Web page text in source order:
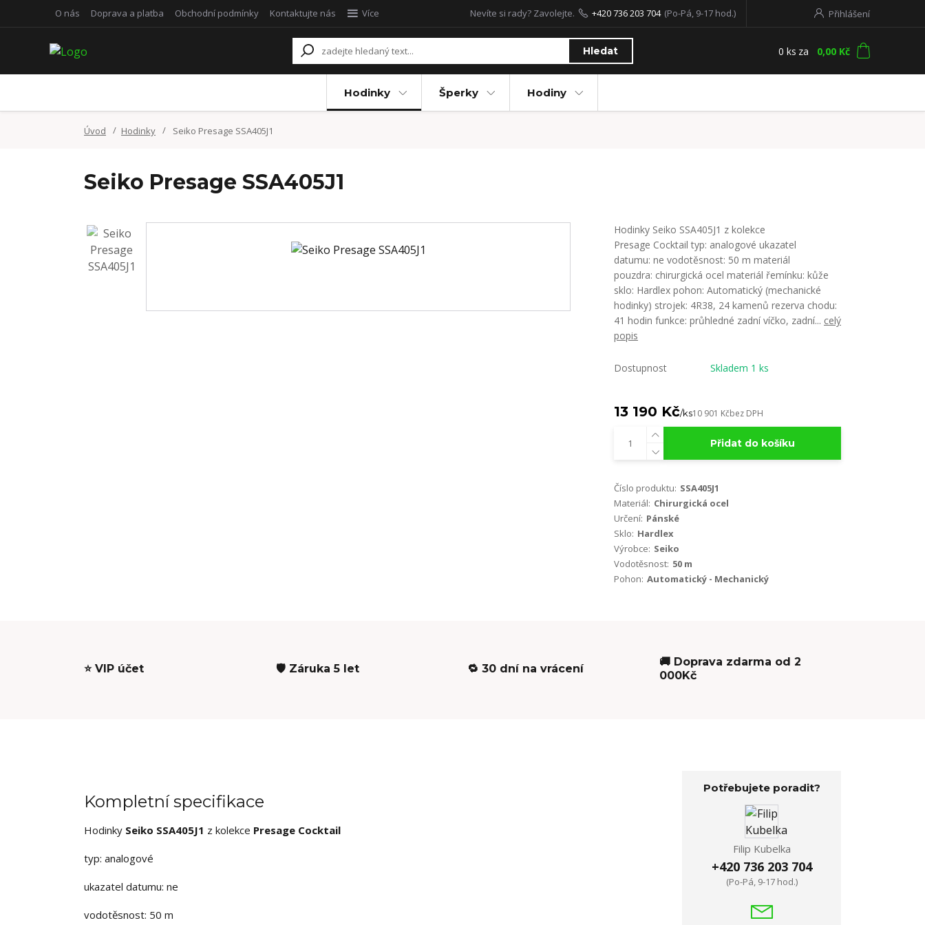
O nás Doprava a platba Obchodní podmínky Kontaktujte nás Více Přihlášení
Hledat
Nevíte si rady? Zavolejte. +420 736 203 704 (Po-Pá, 9-17 hod.)
0 ks za 0,00 Kč
Hodinky Šperky Hodiny
Úvod Hodinky Seiko Presage SSA405J1
Seiko Presage SSA405J1
Hodinky Seiko SSA405J1 z kolekce
Presage Cocktail typ: analogové ukazatel
datumu: ne vodotěsnost: 50 m materiál
pouzdra: chirurgická ocel materiál řemínku: kůže
sklo: Hardlex pohon: Automatický (mechanické
hodinky) strojek: 4R38, 24 kamenů rezerva chodu:
41 hodin funkce: průhledné zadní víčko, zadní... celý
popis
Dostupnost Skladem 1 ks
13 190 Kč/ks10 901 Kčbez DPH
Přidat do košíku
Číslo produktu: SSA405J1
Materiál: Chirurgická ocel
Určení: Pánské
Sklo: Hardlex
Výrobce: Seiko
Vodotěsnost: 50 m
Pohon: Automatický - Mechanický
⭐ VIP účet 🛡️ Záruka 5 let 🔁 30 dní na vrácení
🚚 Doprava zdarma od 2
000Kč
Kompletní specifikace
Hodinky Seiko SSA405J1 z kolekce Presage Cocktail
typ: analogové
ukazatel datumu: ne
vodotěsnost: 50 m
Potřebujete poradit?
Filip Kubelka
+420 736 203 704
(Po-Pá, 9-17 hod.)